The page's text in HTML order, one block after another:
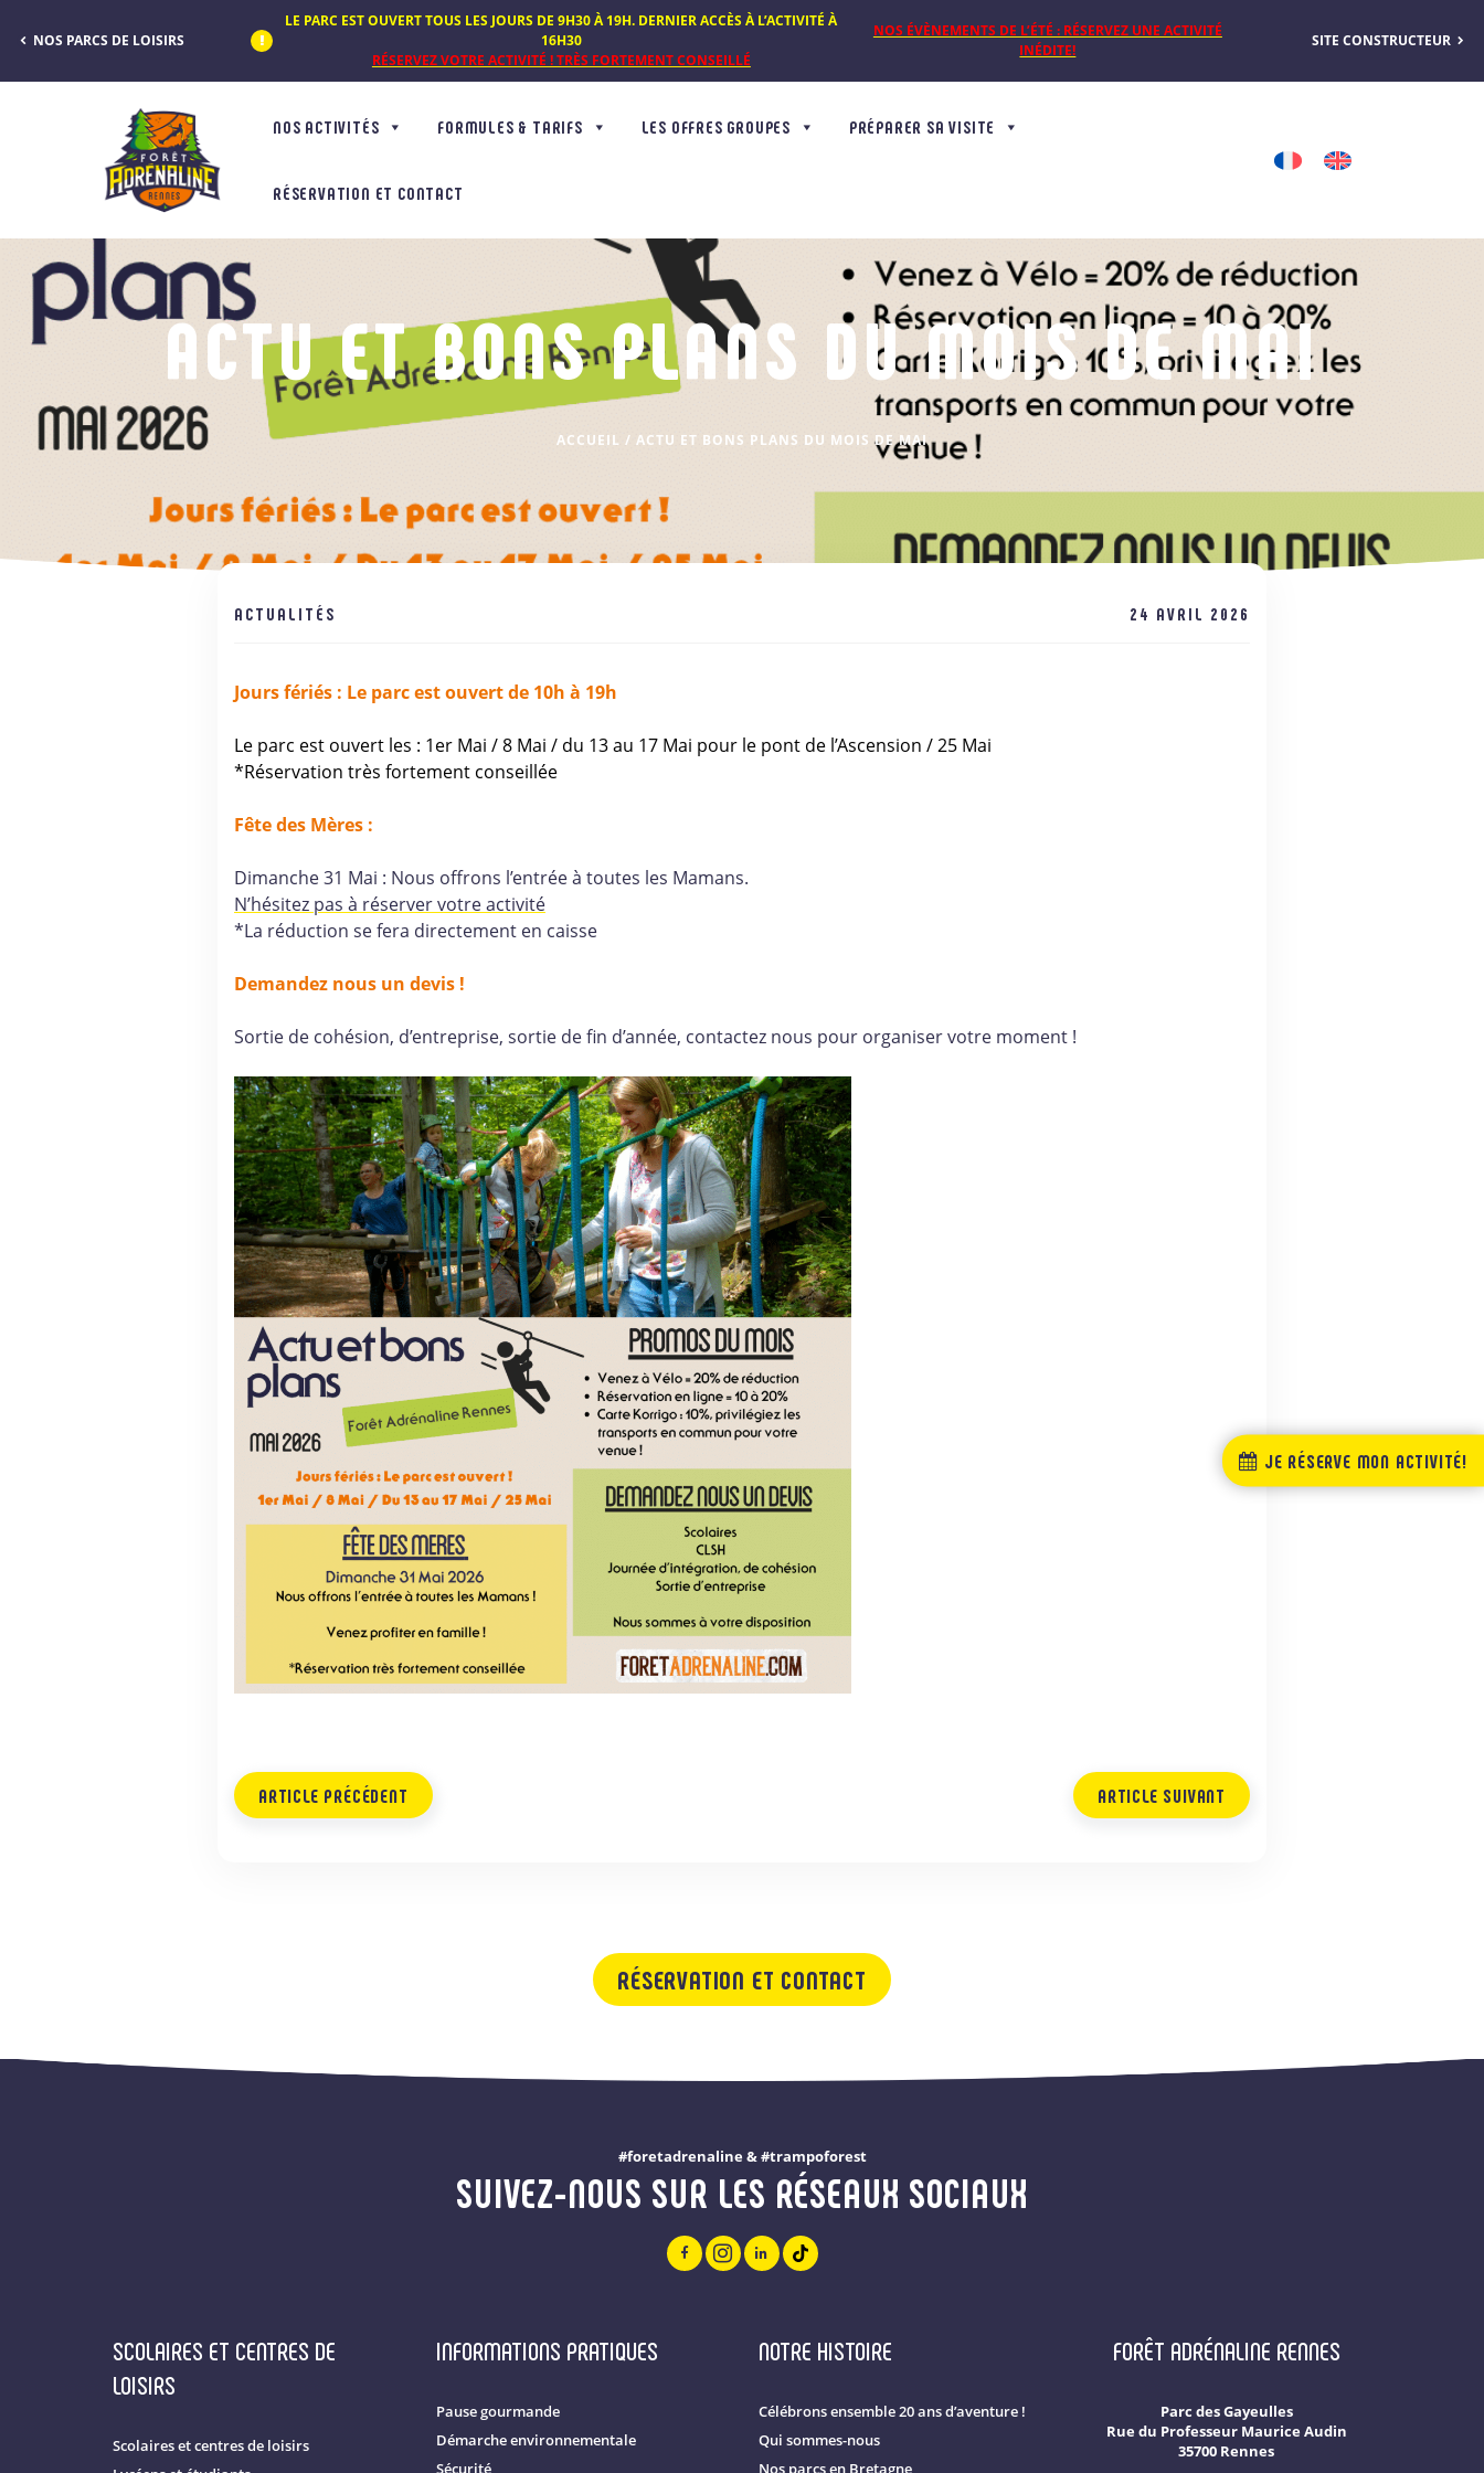
NOS PARCS DE LOISIRS
LE PARC EST OUVERT TOUS LES JOURS DE 9H30 À 19H. DERNIER ACCÈS À L’ACTIVITÉ À
16H30
RÉSERVEZ VOTRE ACTIVITÉ ! TRÈS FORTEMENT CONSEILLÉ
NOS ÉVÈNEMENTS DE L’ÉTÉ : RÉSERVEZ UNE ACTIVITÉ
INÉDITE!
SITE CONSTRUCTEUR
NOS ACTIVITÉS FORMULES & TARIFS LES OFFRES GROUPES PRÉPARER SA VISITE
RÉSERVATION ET CONTACT
ACTU ET BONS PLANS DU MOIS DE MAI
ACCUEIL / ACTU ET BONS PLANS DU MOIS DE MAI
ACTUALITÉS 24 AVRIL 2026
Jours fériés : Le parc est ouvert de 10h à 19h
Le parc est ouvert les : 1er Mai / 8 Mai / du 13 au 17 Mai pour le pont de l’Ascension / 25 Mai
*Réservation très fortement conseillée
Fête des Mères :
Dimanche 31 Mai : Nous offrons l’entrée à toutes les Mamans.
N’hésitez pas à réserver votre activité
*La réduction se fera directement en caisse
Demandez nous un devis !
Sortie de cohésion, d’entreprise, sortie de fin d’année, contactez nous pour organiser votre moment !
ARTICLE PRÉCÉDENT ARTICLE SUIVANT
RÉSERVATION ET CONTACT
#foretadrenaline & #trampoforest
SUIVEZ-NOUS SUR LES RÉSEAUX SOCIAUX
SCOLAIRES ET CENTRES DE
LOISIRS
Scolaires et centres de loisirs
INFORMATIONS PRATIQUES
Pause gourmande
Démarche environnementale
Sécurité
NOTRE HISTOIRE
Célébrons ensemble 20 ans d’aventure !
Qui sommes-nous
Nos parcs en Bretagne
FORÊT ADRÉNALINE RENNES
Parc des Gayeulles
Rue du Professeur Maurice Audin
35700 Rennes
JE RÉSERVE MON ACTIVITÉ!